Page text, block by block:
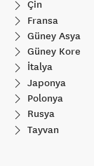
Çin
Fransa
Güney Asya
Güney Kore
İtalya
Japonya
Polonya
Rusya
Tayvan